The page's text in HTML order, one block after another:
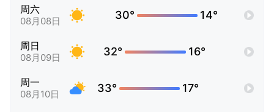
周六
08月08日 30° 14°
周日
08月09日 32° 16°
周一
08月10日 33° 17°